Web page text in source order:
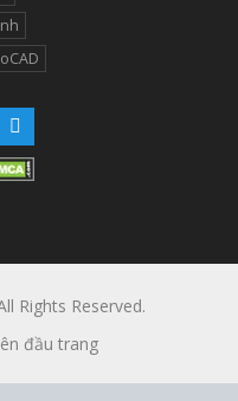
Rights Reserved.
đầu trang